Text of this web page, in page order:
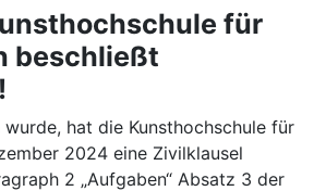
für
beschließt
hat die Kunsthochschule für
2024 eine Zivilklausel
2 „Aufgaben“ Absatz 3 der